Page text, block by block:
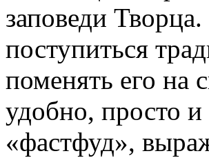
заповеди
поступиться
поменять его на
удобно, просто
«фастфуд»,